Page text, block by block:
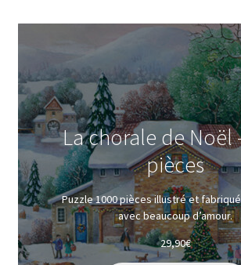
La chorale de Noël
pièces
Puzzle 1000 pièces illustré et
avec beaucoup d’amour.
29,90€